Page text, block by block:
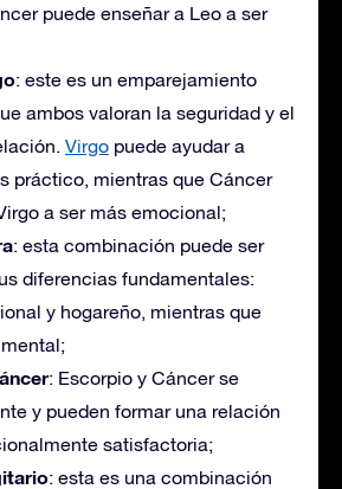
puede enseñar a Leo a ser
: este es un emparejamiento
ambos valoran la seguridad y el
Virgo puede ayudar a
práctico, mientras que Cáncer
a ser más emocional;
: esta combinación puede ser
diferencias fundamentales:
y hogareño, mientras que
: Escorpio y Cáncer se
y pueden formar una relación
satisfactoria;
: esta es una combinación